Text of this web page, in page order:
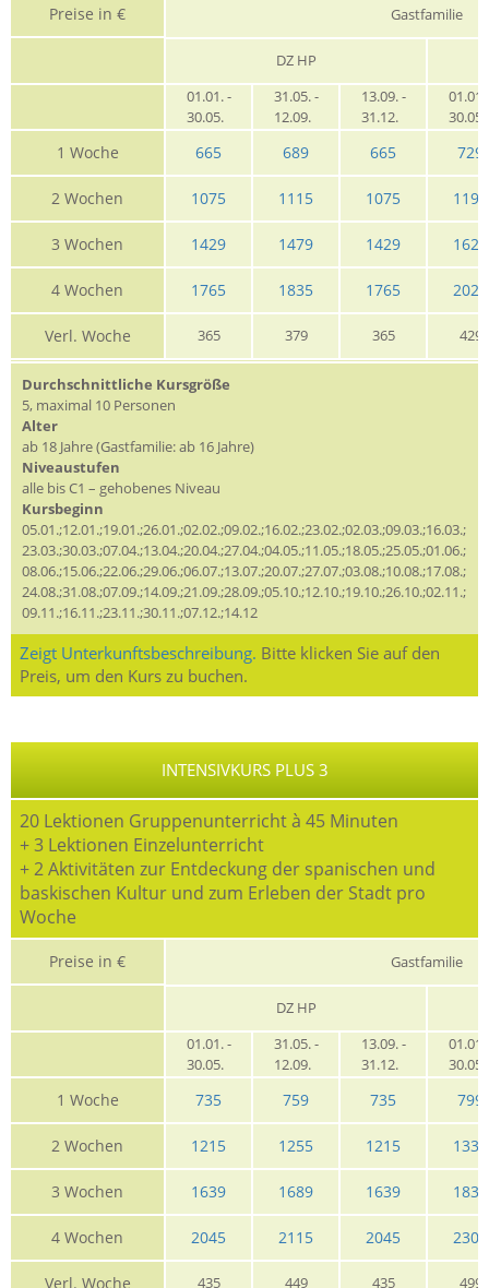
Preise in € Gastfamilie
DZ HP
01.01. -
30.05.
31.05. -
12.09.
13.09. -
31.12.
01.01.
1 Woche 665 689 665 729
2 Wochen 1075 1115 1075 1199
3 Wochen 1429 1479 1429 1629
4 Wochen 1765 1835 1765 2029
Verl. Woche 365 379 365 429
Durchschnittliche Kursgröße
5, maximal 10 Personen
Alter
ab 18 Jahre (Gastfamilie: ab 16 Jahre)
Niveaustufen
alle bis C1 – gehobenes Niveau
Kursbeginn
05.01.;12.01.;19.01.;26.01.;02.02.;09.02.;16.02.;23.02.;02.03.;09.03.;16.03.;
23.03.;30.03.;07.04.;13.04.;20.04.;27.04.;04.05.;11.05.;18.05.;25.05.;01.06.;
08.06.;15.06.;22.06.;29.06.;06.07.;13.07.;20.07.;27.07.;03.08.;10.08.;17.08.;
24.08.;31.08.;07.09.;14.09.;21.09.;28.09.;05.10.;12.10.;19.10.;26.10.;02.11.;
09.11.;16.11.;23.11.;30.11.;07.12.;14.12
Zeigt Unterkunftsbeschreibung. Bitte klicken Sie auf den
Preis, um den Kurs zu buchen.
INTENSIVKURS PLUS 3
20 Lektionen Gruppenunterricht à 45 Minuten
+ 3 Lektionen Einzelunterricht
+ 2 Aktivitäten zur Entdeckung der spanischen und
baskischen Kultur und zum Erleben der Stadt pro
Woche
Preise in € Gastfamilie
DZ HP
01.01. -
30.05.
31.05. -
12.09.
13.09. -
31.12.
01.01.
1 Woche 735 759 735 799
2 Wochen 1215 1255 1215 1339
3 Wochen 1639 1689 1639 1839
4 Wochen 2045 2115 2045 2309
Verl. Woche 435 449 435 499